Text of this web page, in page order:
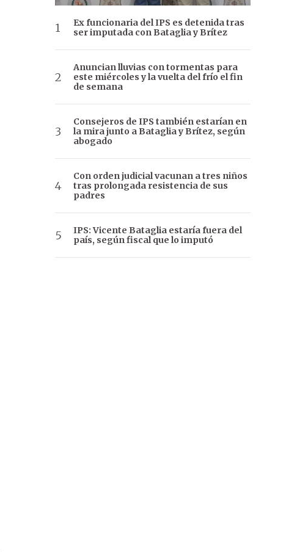
Ex funcionaria del IPS es detenida tras
ser imputada con Bataglia y Brítez
Anuncian lluvias con tormentas para
este miércoles y la vuelta del frío el fin
de semana
Consejeros de IPS también estarían en
la mira junto a Bataglia y Brítez, según
abogado
Con orden judicial vacunan a tres niños
tras prolongada resistencia de sus
padres
IPS: Vicente Bataglia estaría fuera del
país, según fiscal que lo imputó